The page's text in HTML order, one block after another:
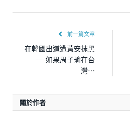
前一篇文章
在韓國出道遭黃安抹黑
──如果周子瑜在台
灣⋯
關於作者